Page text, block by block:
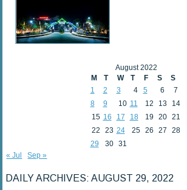
August 2022
M
T W T F S
S
1
2 3 4 5 6
7
8
9 10 11 12 13
14
15 16 17 18 19 20
21
22
23 24 25 26 27
28
29
30
31
« Jul
Sep »
DAILY ARCHIVES:AUGUST 29, 2022